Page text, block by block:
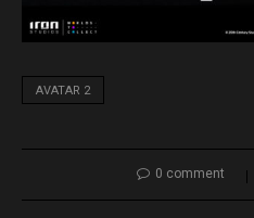
AVATAR 2
0 comment